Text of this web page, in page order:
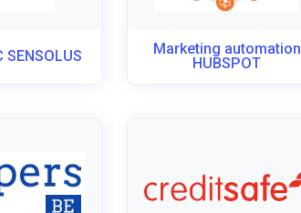
SENSOLUS
Marketing automation
HUBSPOT